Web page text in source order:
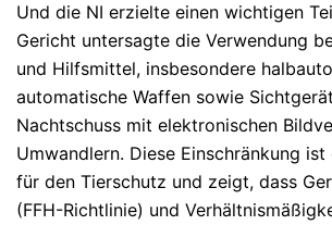
Und die NI erzielte einen wichtigen
Gericht untersagte die Verwendung
und Hilfsmittel, insbesondere
automatische Waffen sowie
Nachtschuss mit elektronischen
Umwandlern. Diese Einschränkung
für den Tierschutz und zeigt, dass
(FFH-Richtlinie) und